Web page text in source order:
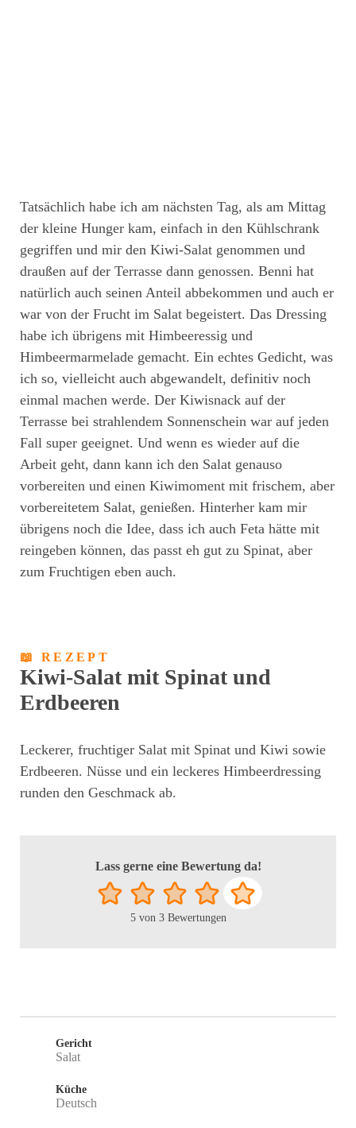
Tatsächlich habe ich am nächsten Tag, als am Mittag
der kleine Hunger kam, einfach in den Kühlschrank
gegriffen und mir den Kiwi-Salat genommen und
draußen auf der Terrasse dann genossen. Benni hat
natürlich auch seinen Anteil abbekommen und auch er
war von der Frucht im Salat begeistert. Das Dressing
habe ich übrigens mit Himbeeressig und
Himbeermarmelade gemacht. Ein echtes Gedicht, was
ich so, vielleicht auch abgewandelt, definitiv noch
einmal machen werde. Der Kiwisnack auf der
Terrasse bei strahlendem Sonnenschein war auf jeden
Fall super geeignet. Und wenn es wieder auf die
Arbeit geht, dann kann ich den Salat genauso
vorbereiten und einen Kiwimoment mit frischem, aber
vorbereitetem Salat, genießen. Hinterher kam mir
übrigens noch die Idee, dass ich auch Feta hätte mit
reingeben können, das passt eh gut zu Spinat, aber
zum Fruchtigen eben auch.
📖 REZEPT
Kiwi-Salat mit Spinat und
Erdbeeren
Leckerer, fruchtiger Salat mit Spinat und Kiwi sowie
Erdbeeren. Nüsse und ein leckeres Himbeerdressing
runden den Geschmack ab.
Lass gerne eine Bewertung da!
5von 3Bewertungen
Gericht
Salat
Küche
Deutsch